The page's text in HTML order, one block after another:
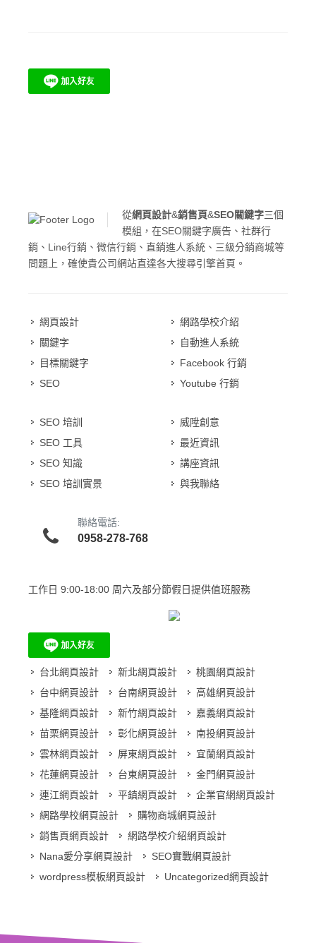
從網頁設計&銷售頁&SEO關鍵字三個
模組，在SEO關鍵字廣告、社群行
銷、Line行銷、微信行銷、直銷進人系統、三級分銷商城等
問題上，確使貴公司網站直達各大搜尋引擎首頁。
網頁設計
關鍵字
目標關鍵字
SEO
網路學校介紹
自動進人系統
Facebook 行銷
Youtube 行銷
SEO 培訓
SEO 工具
SEO 知識
SEO 培訓實景
威陞創意
最近資訊
講座資訊
與我聯絡
聯絡電話:
0958-278-768
工作日 9:00-18:00 周六及部分節假日提供值班服務
台北網頁設計 新北網頁設計
桃園網頁設計
台中網頁設計
台南網頁設計
高雄網頁設計
基隆網頁設計
新竹網頁設計
嘉義網頁設計
苗栗網頁設計
彰化網頁設計
南投網頁設計
雲林網頁設計
屏東網頁設計
宜蘭網頁設計
花蓮網頁設計
台東網頁設計
金門網頁設計
連江網頁設計
平鎮網頁設計
企業官網網頁設計
網路學校網頁設計
購物商城網頁設計
銷售頁網頁設計
網路學校介紹網頁設計
Nana愛分享網頁設計
SEO實戰網頁設計
wordpress模板網頁設計
Uncategorized網頁設計